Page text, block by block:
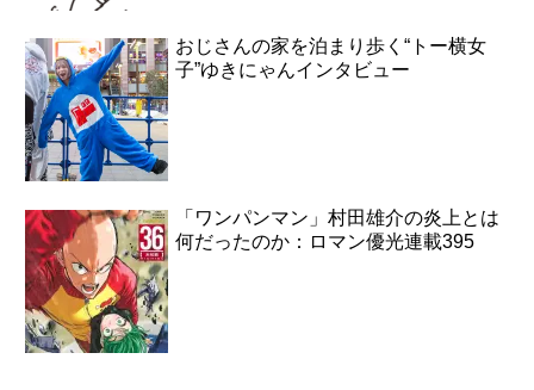
おじさんの家を泊まり歩く“トー横女
子”ゆきにゃんインタビュー
「ワンパンマン」村田雄介の炎上とは
何だったのか：ロマン優光連載395